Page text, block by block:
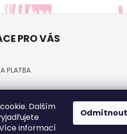
Dalším
informací
Odmítnout
PRO VÁS
PLATBA
osobních údajů GDPR